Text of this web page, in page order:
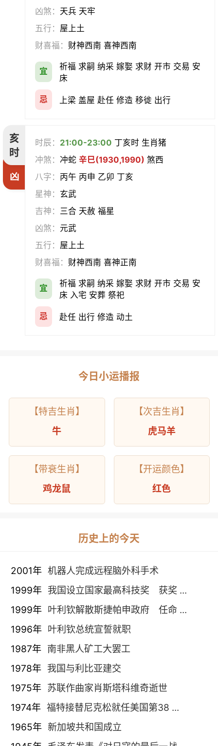
凶煞： 天兵 天牢
五行： 屋上土
财喜福： 财神西南 喜神西南
宜
祈福 求嗣 纳采 嫁娶 求财 开市 交易 安
床
忌 上梁 盖屋 赴任 修造 移徙 出行
亥
时
凶
时辰： 21:00-23:00 丁亥时 生肖猪
冲煞：冲蛇辛巳(1930,1990) 煞西
八字： 丙午 丙申 乙卯 丁亥
星神： 玄武
吉神： 三合 天赦 福星
凶煞： 元武
五行： 屋上土
财喜福： 财神西南 喜神正南
宜
祈福 求嗣 纳采 嫁娶 求财 开市 交易 安
床 入宅 安葬 祭祀
忌 赴任 出行 修造 动土
今日小运播报
【特吉生肖】
牛
【次吉生肖】
虎马羊
【带衰生肖】
鸡龙鼠
【开运颜色】
红色
历史上的今天
2001年 机器人完成远程脑外科手术
1999年 我国设立国家最高科技奖 获奖 ...
1999年 叶利钦解散斯捷帕申政府 任命 ...
1996年 叶利钦总统宣誓就职
1987年 南非黑人矿工大罢工
1978年 我国与利比亚建交
1975年 苏联作曲家肖斯塔科维奇逝世
1974年 福特接替尼克松就任美国第38 ...
1965年 新加坡共和国成立